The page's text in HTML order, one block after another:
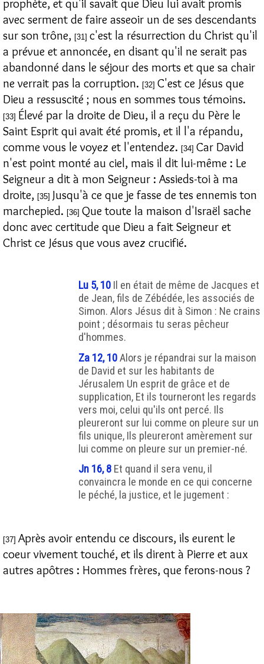
prophète, et qu'il savait que Dieu lui avait promis
avec serment de faire asseoir un de ses descendants
sur son trône, [31] c'est la résurrection du Christ qu'il
a prévue et annoncée, en disant qu'il ne serait pas
abandonné dans le séjour des morts et que sa chair
ne verrait pas la corruption. [32] C'est ce Jésus que
Dieu a ressuscité ; nous en sommes tous témoins.
[33] Élevé par la droite de Dieu, il a reçu du Père le
Saint Esprit qui avait été promis, et il l'a répandu,
comme vous le voyez et l'entendez. [34] Car David
n'est point monté au ciel, mais il dit lui-même : Le
Seigneur a dit à mon Seigneur : Assieds-toi à ma
droite, [35] Jusqu'à ce que je fasse de tes ennemis ton
marchepied. [36] Que toute la maison d'Israël sache
donc avec certitude que Dieu a fait Seigneur et
Christ ce Jésus que vous avez crucifié.
Lu 5, 10 Il en était de même de Jacques et
de Jean, fils de Zébédée, les associés de
Simon. Alors Jésus dit à Simon : Ne crains
point ; désormais tu seras pêcheur
d'hommes.
Za 12, 10Alors je répandrai sur la maison
de David et sur les habitants de
Jérusalem Un esprit de grâce et de
supplication, Et ils tourneront les regards
vers moi, celui qu'ils ont percé. Ils
pleureront sur lui comme on pleure sur un
fils unique, Ils pleureront amèrement sur
lui comme on pleure sur un premier-né.
Jn 16, 8 Et quand il sera venu, il
convaincra le monde en ce qui concerne
le péché, la justice, et le jugement :
[37] Après avoir entendu ce discours, ils eurent le
coeur vivement touché, et ils dirent à Pierre et aux
autres apôtres : Hommes frères, que ferons-nous ?